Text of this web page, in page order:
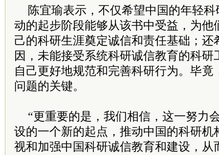
陈宜瑜表示，不仅希望中国的年轻
动的起步阶段能够从该书中受益，为他
己的科研生涯奠定诚信和责任基础；还
因，未能接受系统科研诚信教育的科研
自己更好地规范和完善科研行为。毕竟
问题的关键。
“更重要的是，我们相信，这一努力
设的一个新的起点，推动中国的科研机
视和加强中国科研诚信教育和建设，从